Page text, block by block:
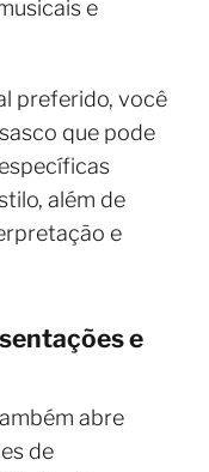
e
preferido, você
que pode
além de
e
e
abre
de